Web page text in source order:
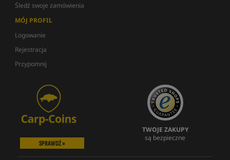
Śledź swoje zamówienia
MÓJ PROFIL
Logowanie
Rejestracja
Przypomnij
SPRAWDŹ »
TWOJE ZAKUPY
są bezpieczne